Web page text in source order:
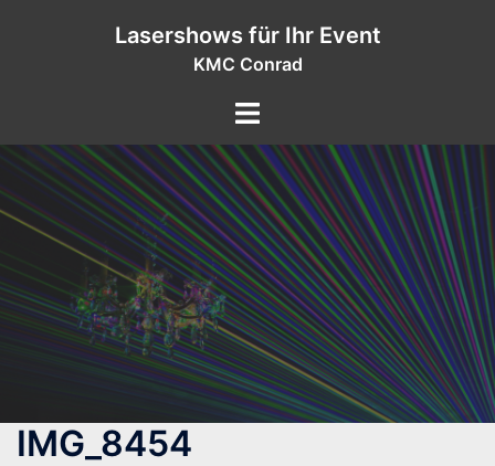
Lasershows für Ihr Event
KMC Conrad
IMG_8454